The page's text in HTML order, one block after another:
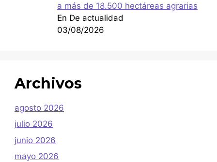
a más de 18.500 hectáreas agrarias
En De actualidad
03/08/2026
Archivos
agosto 2026
julio 2026
junio 2026
mayo 2026